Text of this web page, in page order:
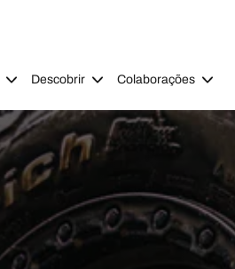
Descobrir Colaborações